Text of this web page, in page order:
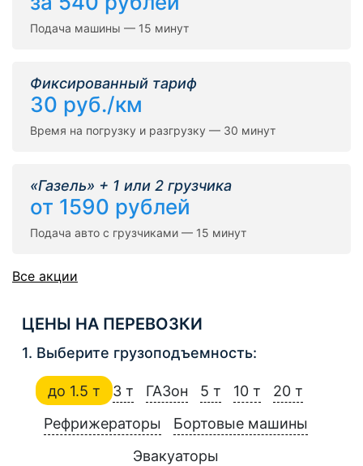
Подача машины — 15 минут
Фиксированный тариф
30 руб./км
Время на погрузку и разгрузку — 30 минут
«Газель» + 1 или 2 грузчика
от 1590 рублей
Подача авто с грузчиками — 15 минут
Все акции
ЦЕНЫ НА ПЕРЕВОЗКИ
1. Выберите грузоподъемность:
до 1.5 т 3 т ГАЗон 5 т 10 т
20 т
Рефрижераторы
Бортовые машины
Эвакуаторы